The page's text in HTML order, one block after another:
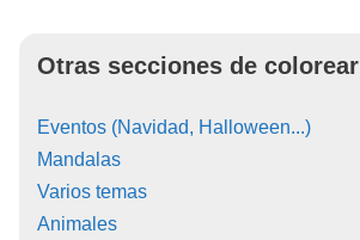
Otras secciones de colorear
Eventos (Navidad, Halloween...)
Mandalas
Varios temas
Animales